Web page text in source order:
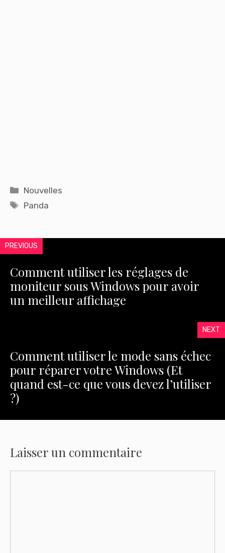
Catégories
Nouvelles
Étiquettes
Panda
PREVIOUS
Comment utiliser les réglages de
moniteur sous Windows pour avoir
un meilleur affichage
NEXT
Comment utiliser le mode sans échec
pour réparer votre Windows (Et
quand est-ce que vous devez l’utiliser
?)
Laisser un commentaire